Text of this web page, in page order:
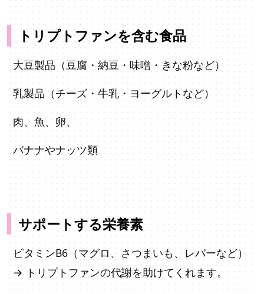
トリプトファンを含む食品
大豆製品（豆腐・納豆・味噌・きな粉など）
乳製品（チーズ・牛乳・ヨーグルトなど）
肉、魚、卵、
バナナやナッツ類
サポートする栄養素
ビタミンB6（マグロ、さつまいも、レバーなど）
→ トリプトファンの代謝を助けてくれます。